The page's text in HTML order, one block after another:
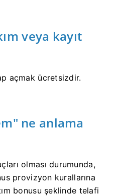
veya kayıt
açmak ücretsizdir.
ne anlama
olması durumunda,
provizyon kurallarına
bonusu şeklinde telafi